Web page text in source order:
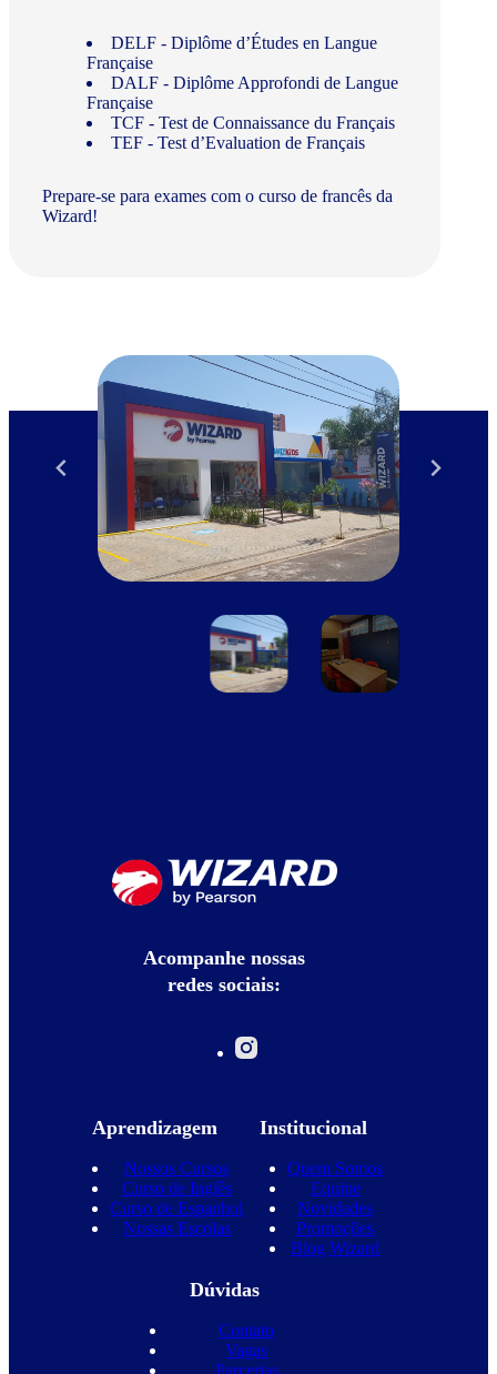
DELF - Diplôme d’Études en Langue
Française
DALF - Diplôme Approfondi de Langue
Française
TCF - Test de Connaissance du Français
TEF - Test d’Evaluation de Français
Prepare-se para exames com o curso de francês da
Wizard!
Acompanhe nossas
redes sociais:
Aprendizagem
Nossos Cursos
Curso de Inglês
Curso de Espanhol
Nossas Escolas
Institucional
Quem Somos
Equipe
Novidades
Promoções
Blog Wizard
Dúvidas
Contato
Vagas
Parcerias